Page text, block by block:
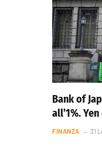
Bank of
all’1%.
FINANZA 31